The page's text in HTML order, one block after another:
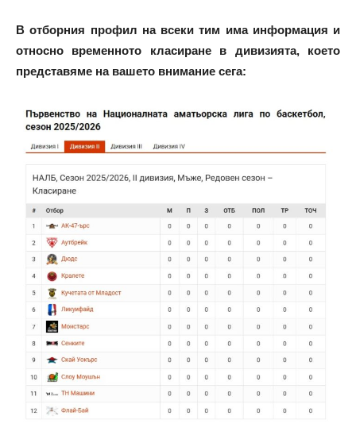
В отборния профил на всеки тим има информация и
относно временното класиране в дивизията, което
представяме на вашето внимание сега: